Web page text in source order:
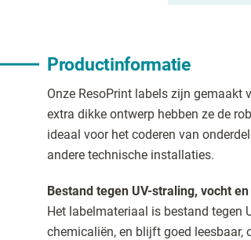
Productinformatie
Onze ResoPrint labels zijn gemaakt
extra dikke ontwerp hebben ze de
ideaal voor het coderen van
andere technische installaties.
Bestand tegen UV-straling, vocht
Het labelmateriaal is bestand tegen
chemicaliën, en blijft goed leesbaar,